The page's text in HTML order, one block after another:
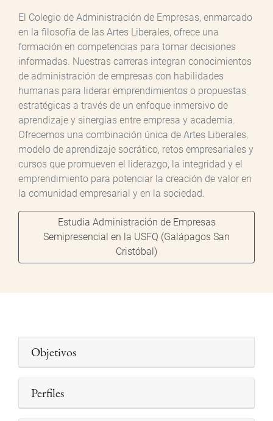
El Colegio de Administración de Empresas, enmarcado
en la filosofía de las Artes Liberales, ofrece una
formación en competencias para tomar decisiones
informadas. Nuestras carreras integran conocimientos
de administración de empresas con habilidades
humanas para liderar emprendimientos o propuestas
estratégicas a través de un enfoque inmersivo de
aprendizaje y sinergias entre empresa y academia.
Ofrecemos una combinación única de Artes Liberales,
modelo de aprendizaje socrático, retos empresariales y
cursos que promueven el liderazgo, la integridad y el
emprendimiento para potenciar la creación de valor en
la comunidad empresarial y en la sociedad.
Estudia Administración de Empresas
Semipresencial en la USFQ (Galápagos San
Cristóbal)
Objetivos
Perfiles